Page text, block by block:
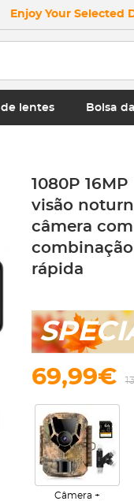
Enjoy Your Selected
lentes Bolsa
1080P
visão
câmera
rápida
69,99€
Câmera +